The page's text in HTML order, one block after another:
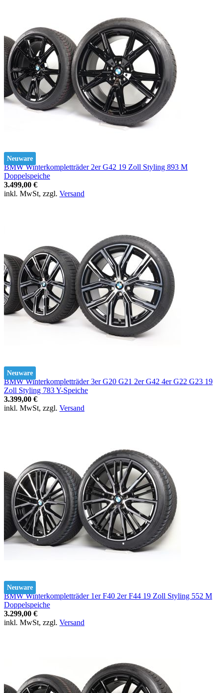
Neuware
BMW Winterkompletträder 2er G42 19 Zoll Styling 893 M
Doppelspeiche
3.499,00 €
inkl. MwSt, zzgl. Versand
Neuware
BMW Winterkompletträder 3er G20 G21 2er G42 4er G22 G23 19
Zoll Styling 783 Y-Speiche
3.399,00 €
inkl. MwSt, zzgl. Versand
Neuware
BMW Winterkompletträder 1er F40 2er F44 19 Zoll Styling 552 M
Doppelspeiche
3.299,00 €
inkl. MwSt, zzgl. Versand